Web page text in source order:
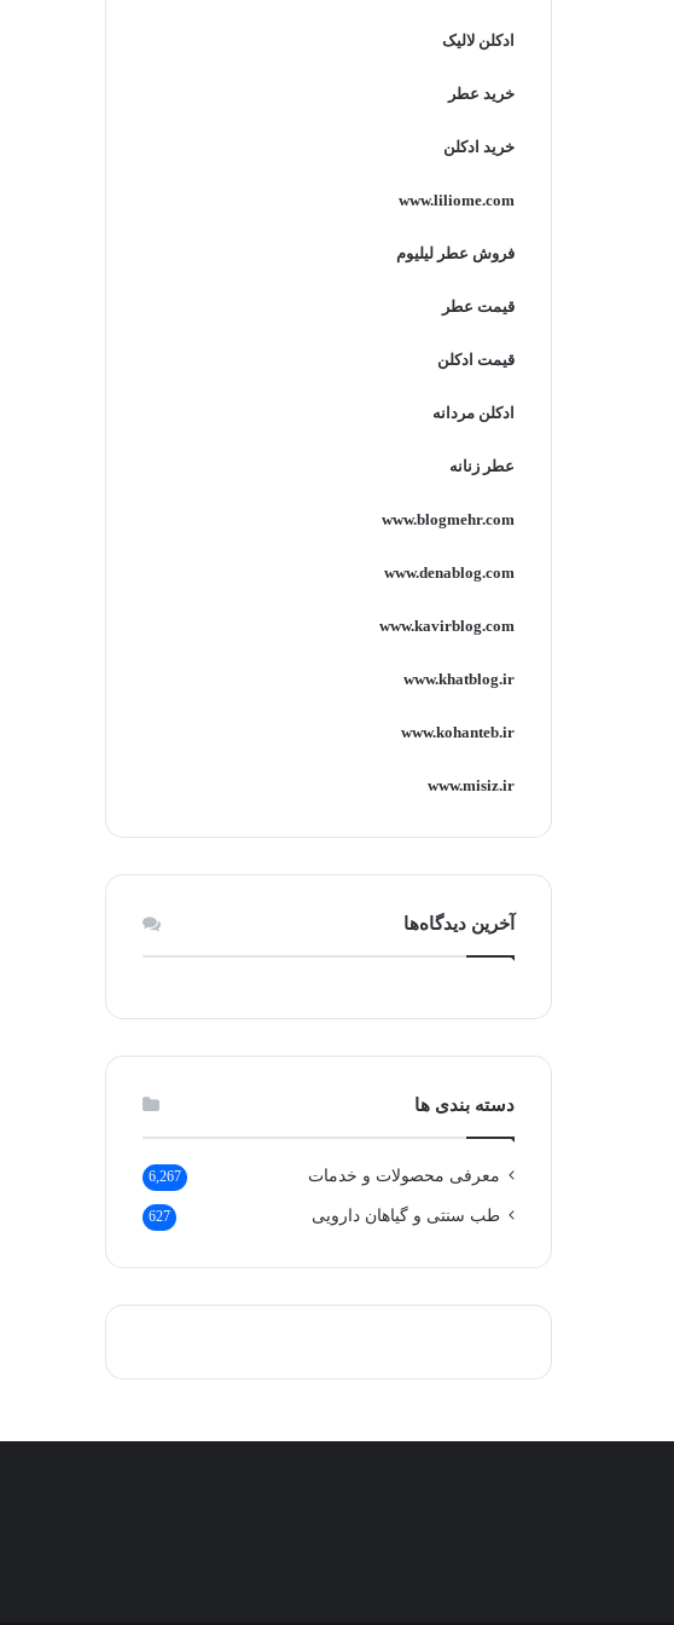
ادکلن لالیک
خرید عطر
خرید ادکلن
www.liliome.com
فروش عطر لیلیوم
قیمت عطر
قیمت ادکلن
ادکلن مردانه
عطر زنانه
www.blogmehr.com
www.denablog.com
www.kavirblog.com
www.khatblog.ir
www.kohanteb.ir
www.misiz.ir
آخرین دیدگاه‌ها
دسته بندی ها
معرفی محصولات و خدمات 6,267
طب سنتی و گیاهان دارویی 627